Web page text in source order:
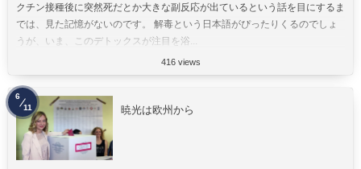
クチン接種後に突然死だとか大きな副反応が出ているという話を目にするま
では、見た記憶がないのです。 解毒という日本語がぴったりくるのでしょ
うが、いま、このデトックスが注目を浴...
416 views
暁光は欧州から
6
11